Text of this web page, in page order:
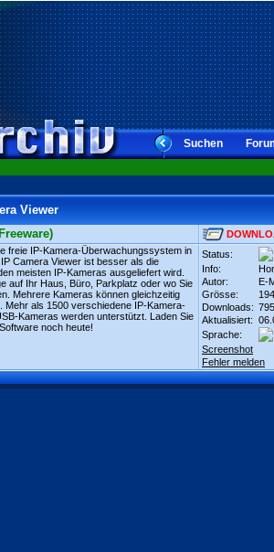
Suchen
Viewer
freie IP-Kamera-Überwachungssystem in
Camera Viewer ist besser als die
meisten IP-Kameras ausgeliefert wird.
auf Ihr Haus, Büro, Parkplatz oder wo Sie
Mehrere Kameras können gleichzeitig
Mehr als 1500 verschiedene IP-Kamera-
Kameras werden unterstützt. Laden Sie
noch heute!
Status:
Info:
Autor:
E-
Grösse:
Downloads:
Aktualisiert:
Sprache:
Screenshot
Fehler melden